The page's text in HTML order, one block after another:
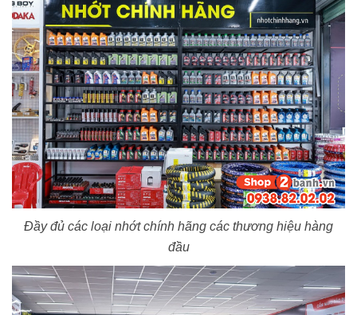
Đầy đủ các loại nhớt chính hãng các thương hiệu hàng
đầu